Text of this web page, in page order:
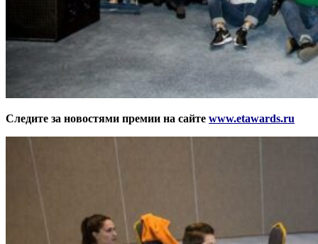
Следите за новостями премии на сайте www.etawards.ru